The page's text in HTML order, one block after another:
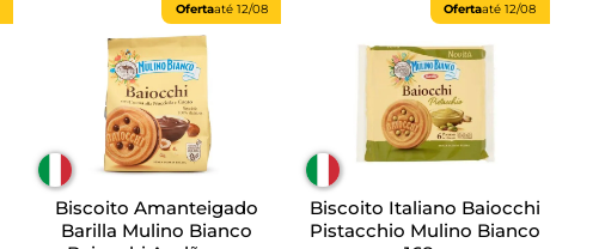
Ofertaaté 12/08
Biscoito Amanteigado
Barilla Mulino Bianco
Ofertaaté12/08
Biscoito Italiano Baiocchi
Pistacchio Mulino Bianco